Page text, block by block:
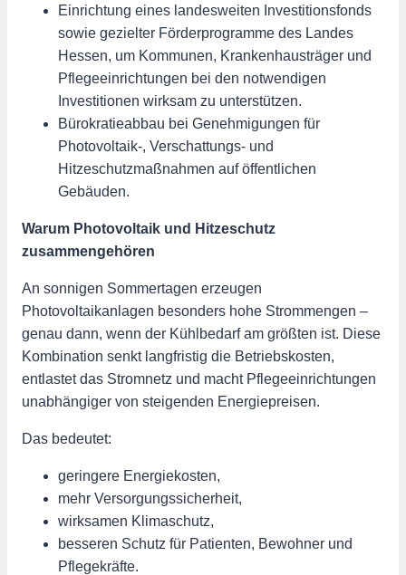
Einrichtung eines landesweiten Investitionsfonds
sowie gezielter Förderprogramme des Landes
Hessen, um Kommunen, Krankenhausträger und
Pflegeeinrichtungen bei den notwendigen
Investitionen wirksam zu unterstützen.
Bürokratieabbau bei Genehmigungen für
Photovoltaik-, Verschattungs- und
Hitzeschutzmaßnahmen auf öffentlichen
Gebäuden.
Warum Photovoltaik und Hitzeschutz
zusammengehören
An sonnigen Sommertagen erzeugen
Photovoltaikanlagen besonders hohe Strommengen –
genau dann, wenn der Kühlbedarf am größten ist. Diese
Kombination senkt langfristig die Betriebskosten,
entlastet das Stromnetz und macht Pflegeeinrichtungen
unabhängiger von steigenden Energiepreisen.
Das bedeutet:
geringere Energiekosten,
mehr Versorgungssicherheit,
wirksamen Klimaschutz,
besseren Schutz für Patienten, Bewohner und
Pflegekräfte.